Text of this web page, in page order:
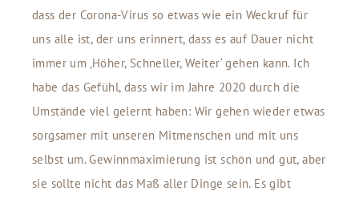
dass der Corona-Virus so etwas wie ein Weckruf für
uns alle ist, der uns erinnert, dass es auf Dauer nicht
immer um ‚Höher, Schneller, Weiter‘ gehen kann. Ich
habe das Gefühl, dass wir im Jahre 2020 durch die
Umstände viel gelernt haben: Wir gehen wieder etwas
sorgsamer mit unseren Mitmenschen und mit uns
selbst um. Gewinnmaximierung ist schön und gut, aber
sie sollte nicht das Maß aller Dinge sein. Es gibt